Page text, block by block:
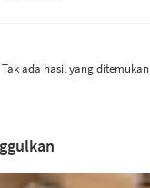
Tak ada hasil yang ditemukan